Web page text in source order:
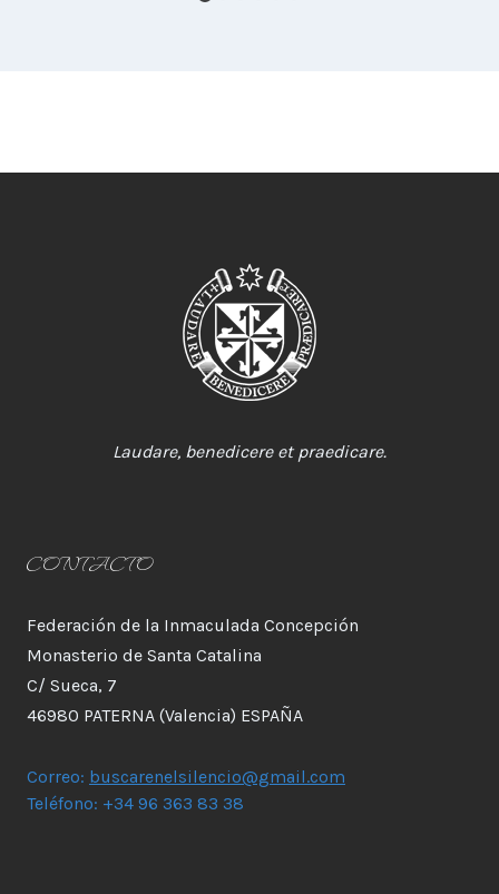
Laudare, benedicere et praedicare.
CONTACTO
Federación de la Inmaculada Concepción
Monasterio de Santa Catalina
C/ Sueca, 7
46980 PATERNA (Valencia) ESPAÑA
Correo: buscarenelsilencio@gmail.com
Teléfono: +34 96 363 83 38